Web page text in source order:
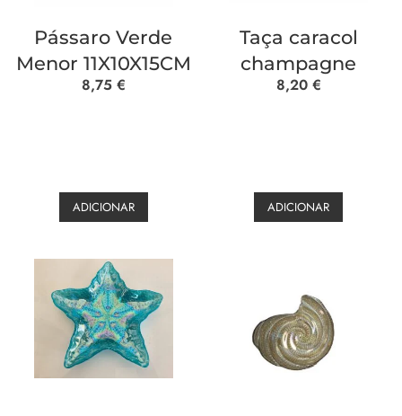
Pássaro Verde
Menor 11X10X15CM
8,75 €
ADICIONAR
Taça caracol
champagne
8,20 €
ADICIONAR